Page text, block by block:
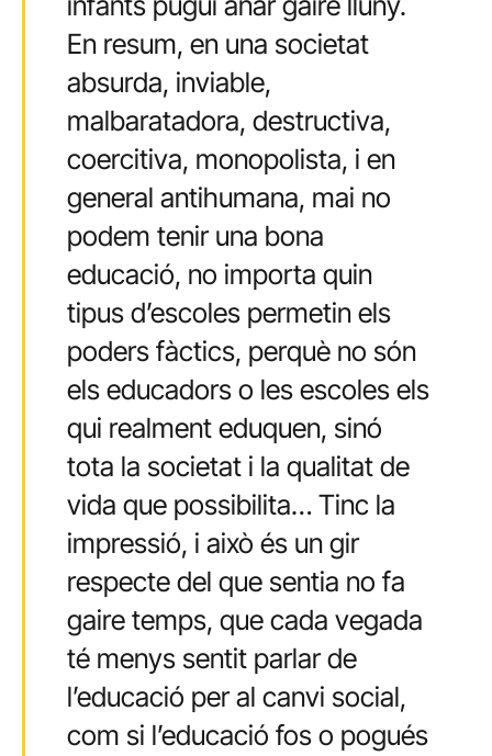
En resum, en una societat
absurda, inviable,
malbaratadora, destructiva,
coercitiva, monopolista, i en
general antihumana, mai no
podem tenir una bona
educació, no importa quin
tipus d’escoles permetin els
poders fàctics, perquè no són
els educadors o les escoles els
qui realment eduquen, sinó
tota la societat i la qualitat de
vida que possibilita… Tinc la
impressió, i això és un gir
respecte del que sentia no fa
gaire temps, que cada vegada
té menys sentit parlar de
l’educació per al canvi social,
com si l’educació fos o pogués